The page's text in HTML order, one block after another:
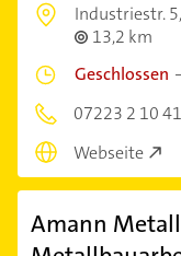
Industriestr. 5,
13,2 km
Geschlossen
07223 2 10 41
Webseite
Amann